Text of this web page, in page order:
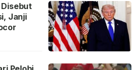
Janji